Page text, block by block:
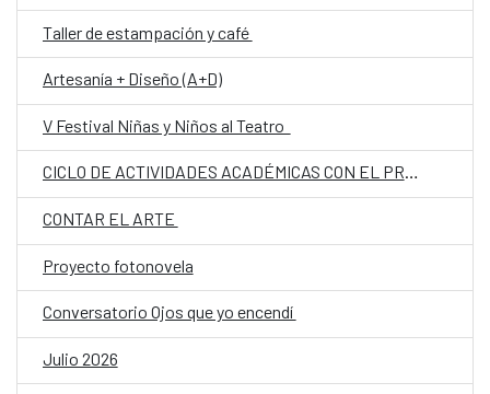
Taller de estampación y café
Artesanía + Diseño (A+D)
V Festival Niñas y Niños al Teatro
CICLO DE ACTIVIDADES ACADÉMICAS CON EL PROF. DR. JOSÉ VICENTE PEIRÓ BARCO
CONTAR EL ARTE
Proyecto fotonovela
Conversatorio Ojos que yo encendí
Julio 2026